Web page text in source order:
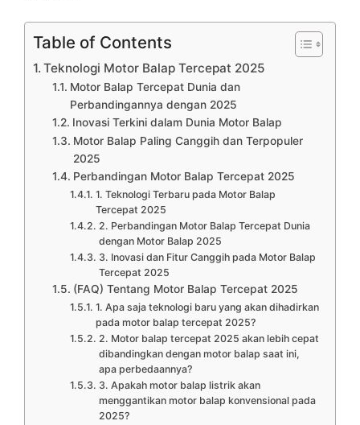
Table of Contents
Teknologi Motor Balap Tercepat 2025
Motor Balap Tercepat Dunia dan
Perbandingannya dengan 2025
Inovasi Terkini dalam Dunia Motor Balap
Motor Balap Paling Canggih dan Terpopuler
2025
Perbandingan Motor Balap Tercepat 2025
1. Teknologi Terbaru pada Motor Balap
Tercepat 2025
2. Perbandingan Motor Balap Tercepat Dunia
dengan Motor Balap 2025
3. Inovasi dan Fitur Canggih pada Motor Balap
Tercepat 2025
(FAQ) Tentang Motor Balap Tercepat 2025
1. Apa saja teknologi baru yang akan dihadirkan
pada motor balap tercepat 2025?
2. Motor balap tercepat 2025 akan lebih cepat
dibandingkan dengan motor balap saat ini,
apa perbedaannya?
3. Apakah motor balap listrik akan
menggantikan motor balap konvensional pada
2025?